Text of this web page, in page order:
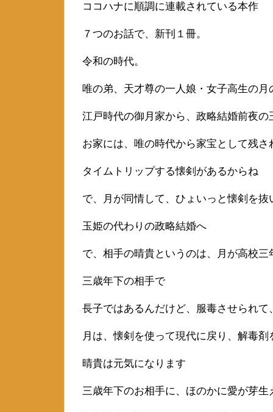
ココハナに順調に連載されている本作
７つのお話で、新刊１冊。
令和の時代。
唯の弟、天才尊の一人娘・女子高生の月
江戸時代の御月家から、政略結婚前夜
お家には、唯の時代から家宝として残さ
タイムトリップする懐剣があるからね
で、月が同情して、ひょいっと懐剣を
玉姫の代わりの政略結婚へ
で、相手の晴貴というのは、月が高校
三歳年下の相手で
長子ではあるんだけど、服毒させられ
月は、懐剣を使って現代に戻り、解毒
晴貴は元気になります
三歳年下のお相手に、ほのかに愛が芽生